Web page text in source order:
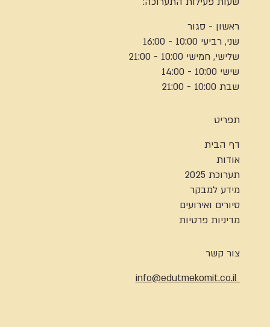
ראשון - סגור
שני, רביעי 10:00 - 16:00
שלישי, חמישי 10:00 - 21:00
שישי 10:00 - 14:00
שבת 10:00 - 21:00
תפריט
דף הבית
אודות
תערוכת 2025
מידע למבקר
סיורים ואירועים
מדיניות פרטיות
צור קשר
info@edutmekomit.co.il